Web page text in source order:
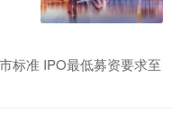
标准 IPO最低募资要求至